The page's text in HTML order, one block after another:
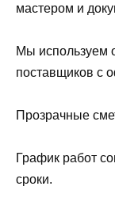
мастером и
Мы используем
поставщиков с
Прозрачные
График работ
сроки.